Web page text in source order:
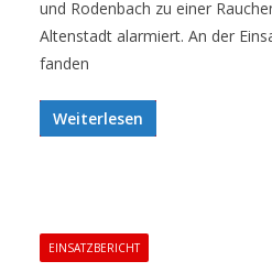
und Rodenbach zu einer
Altenstadt alarmiert. An der
fanden
Weiterlesen
EINSATZBERICHT